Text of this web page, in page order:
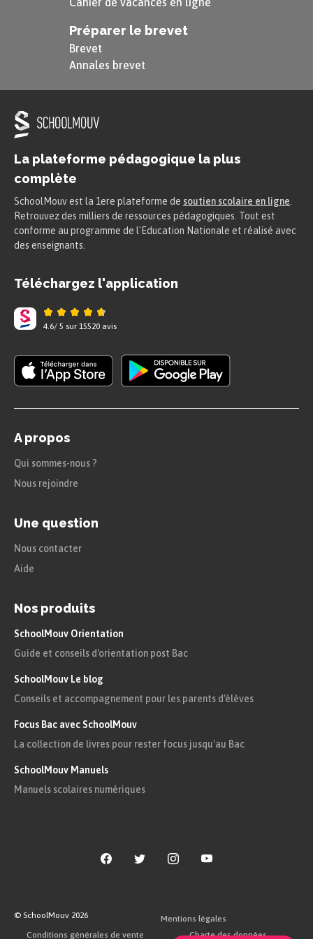
La civilité
La civilité est le respect que porte le
patrimoine historique et aux lois.
la société. C’est donc une attitude qui permet à
civilité reste un ensemble d’actes volontaires et
peut penser notamment à lapolitesse
Prenons l’exemple des transports en commun.
politesse participe à développer ce bien-être.
Conclusion :
Le principe de la citoyenneté est de permettre
aux individus de participer à la vie politique de
leur pays. Cela passe principalement par la
possibilité de voter pour choisir ses
représentants ou pour donner son avis sur des
décisions politiques. On dit d’un citoyen qui
respecte les lois et s’implique dans les affaires
Préparer le brevet
Brevet
Annales brevet
La plateforme pédagogique la plus
complète
SchoolMouv est la 1ere plateforme de soutien scolaire en ligne
Retrouvez des milliers de ressources pédagogiques. Tout est
conforme au programme de l'Education Nationale et réalisé avec
des enseignants.
Téléchargez l'application
4.6/ 5 sur 15520 avis
A propos
Qui sommes-nous ?
Nous rejoindre
Une question
Nous contacter
Aide
Nos produits
SchoolMouv Orientation
Guide et conseils d'orientation post Bac
SchoolMouv Le blog
Conseils et accompagnement pour les parents d'élèves
Focus Bac avec SchoolMouv
La collection de livres pour rester focus jusqu'au Bac
SchoolMouv Manuels
Manuels scolaires numériques
© SchoolMouv 2026
Mentions légales
Conditions générales de vente
Charte des données